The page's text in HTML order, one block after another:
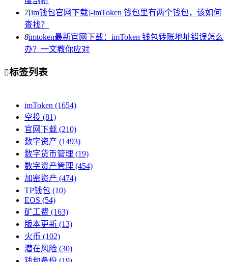
7[im钱包官网下载]-imToken 钱包里有两个钱包，该如何
查找？
8imtoken最新官网下载：imToken 钱包转账地址错误怎么
办？一文教你应对
标签列表
imToken (1654)
空投 (81)
官网下载 (210)
数字资产 (1493)
数字货币管理 (19)
数字资产管理 (454)
加密资产 (474)
TP钱包 (10)
EOS (54)
矿工费 (163)
版本更新 (13)
火币 (102)
潜在风险 (30)